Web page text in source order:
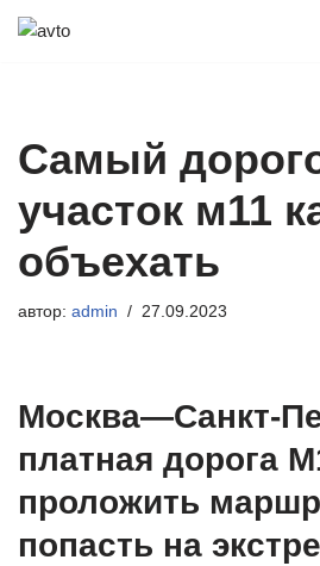
Самый
участок м11
объехать
автор: admin 27.09.2023
Москва—Санкт-
платная дорога
проложить
попасть на